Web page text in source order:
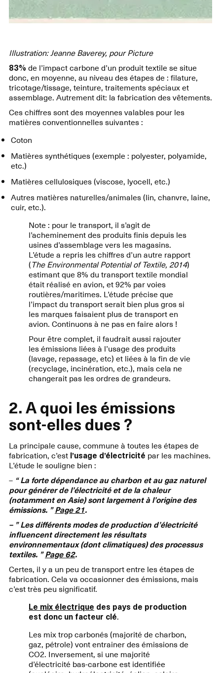
Illustration: Jeanne Baverey, pour Picture
83% de l’impact carbone d’un produit textile se situe
donc, en moyenne, au niveau des étapes de : filature,
tricotage/tissage, teinture, traitements spéciaux et
assemblage. Autrement dit: la fabrication des vêtements.
Ces chiffres sont des moyennes valables pour les
matières conventionnelles suivantes :
Coton
Matières synthétiques (exemple : polyester, polyamide,
etc.)
Matières cellulosiques (viscose, lyocell, etc.)
Autres matières naturelles/animales (lin, chanvre, laine,
cuir, etc.).
Note : pour le transport, il s’agit de
l’acheminement des produits finis depuis les
usines d’assemblage vers les magasins.
L’étude a repris les chiffres d’un autre rapport
(The Environmental Potential of Textile, 2014)
estimant que 8% du transport textile mondial
était réalisé en avion, et 92% par voies
routières/maritimes. L’étude précise que
l’impact du transport serait bien plus gros si
les marques faisaient plus de transport en
avion. Continuons à ne pas en faire alors !
Pour être complet, il faudrait aussi rajouter
les émissions liées à l’usage des produits
(lavage, repassage, etc) et liées à la fin de vie
(recyclage, incinération, etc.), mais cela ne
changerait pas les ordres de grandeurs.
2. A quoi les émissions
sont-elles dues ?
La principale cause, commune à toutes les étapes de
fabrication, c’est l’usage d’électricité par les machines.
L’étude le souligne bien :
– “ La forte dépendance au charbon et au gaz naturel
pour générer de l’électricité et de la chaleur
(notamment en Asie) sont largement à l’origine des
émissions. ”Page 21.
– ” Les différents modes de production d’électricité
influencent directement les résultats
environnementaux (dont climatiques) des processus
textiles. ”Page 62.
Certes, il y a un peu de transport entre les étapes de
fabrication. Cela va occasionner des émissions, mais
c’est très peu significatif.
Le mix électrique des pays de production
est donc un facteur clé.
Les mix trop carbonés (majorité de charbon,
gaz, pétrole) vont entrainer des émissions de
CO2. Inversement, si une majorité
d’électricité bas-carbone est identifiée